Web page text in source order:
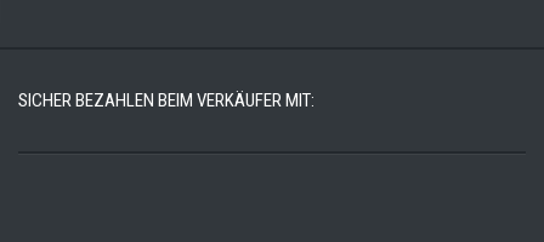
SICHER BEZAHLEN BEIM VERKÄUFER MIT: